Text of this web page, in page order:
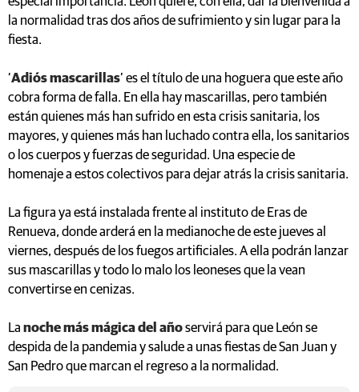
la normalidad tras dos años de sufrimiento y sin lugar para la
fiesta.
‘Adiós mascarillas’ es el título de una hoguera que este año
cobra forma de falla. En ella hay mascarillas, pero también
están quienes más han sufrido en esta crisis sanitaria, los
mayores, y quienes más han luchado contra ella, los sanitarios
o los cuerpos y fuerzas de seguridad. Una especie de
homenaje a estos colectivos para dejar atrás la crisis sanitaria.
La figura ya está instalada frente al instituto de Eras de
Renueva, donde arderá en la medianoche de este jueves al
viernes, después de los fuegos artificiales. A ella podrán lanzar
sus mascarillas y todo lo malo los leoneses que la vean
convertirse en cenizas.
La noche más mágica del añoservirá para que León se
despida de la pandemia y salude a unas fiestas de San Juan y
San Pedro que marcan el regreso a la normalidad.